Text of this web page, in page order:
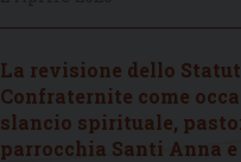
La revisione dello
Confraternite come
slancio spirituale,
parrocchia Santi Anna